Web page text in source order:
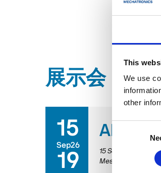
This
We use
other
Consent
Selection
展示会・イ
15
Sep26
19
AMB
15 September 2026
Messepiazza 1,